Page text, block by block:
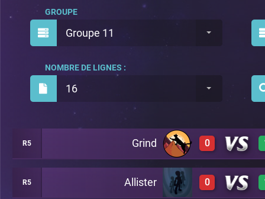
Groupe 11
GROUPE
16
NOMBRE DE LIGNES :
R5 Grind 0
0 A12
R5 Allister 0